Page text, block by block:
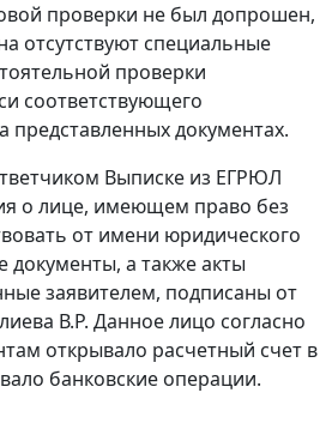
проверки не был допрошен,
отсутствуют специальные
проверки
соответствующего
представленных документах.
Выписке из ЕГРЮЛ
о лице, имеющем право без
от имени юридического
документы, а также акты
заявителем, подписаны от
В.Р. Данное лицо согласно
открывало расчетный счет в
банковские операции.